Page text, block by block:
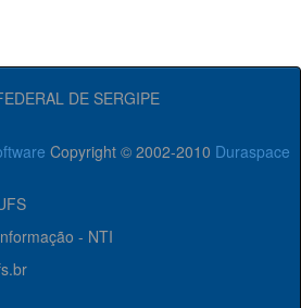
DE SERGIPE
Copyright © 2002-2010 Duraspace
- NTI